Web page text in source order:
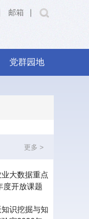
邮箱
党群园地
更多 >
大数据重点
度开放课题
识挖掘与知